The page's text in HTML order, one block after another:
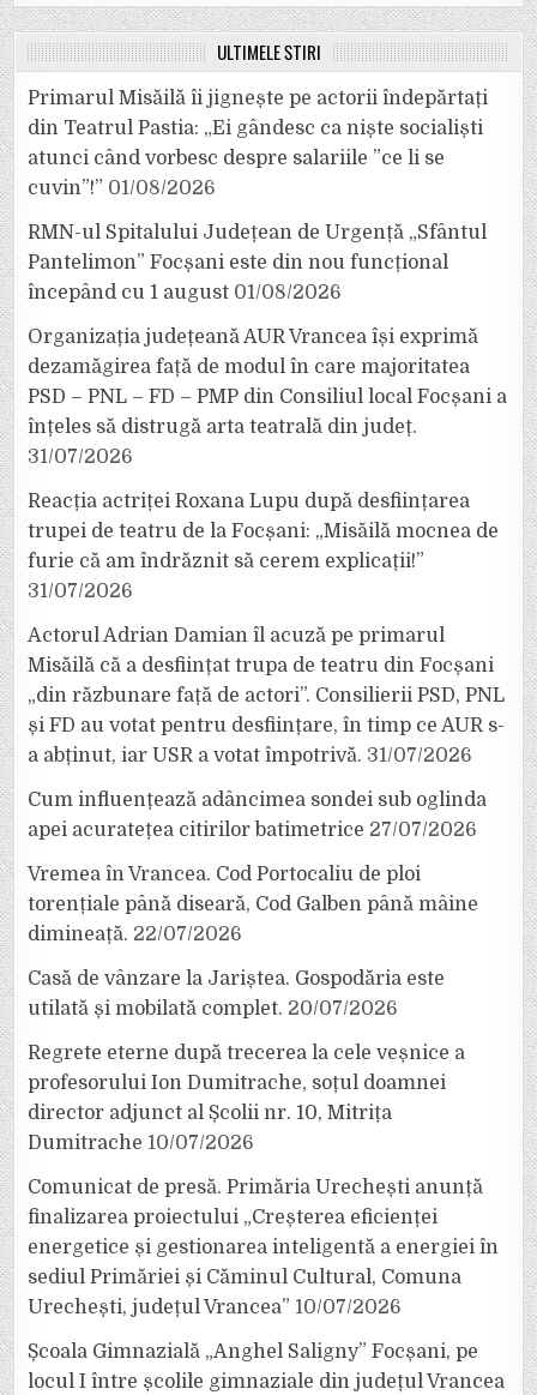
ULTIMELE ȘTIRI
Primarul Misăilă îi jignește pe actorii îndepărtați
din Teatrul Pastia: „Ei gândesc ca niște socialiști
atunci când vorbesc despre salariile ”ce li se
cuvin”!” 01/08/2026
RMN-ul Spitalului Județean de Urgență „Sfântul
Pantelimon” Focșani este din nou funcțional
începând cu 1 august 01/08/2026
Organizația județeană AUR Vrancea își exprimă
dezamăgirea față de modul în care majoritatea
PSD – PNL – FD – PMP din Consiliul local Focșani a
înțeles să distrugă arta teatrală din județ.
31/07/2026
Reacția actriței Roxana Lupu după desființarea
trupei de teatru de la Focșani: „Misăilă mocnea de
furie că am îndrăznit să cerem explicații!”
31/07/2026
Actorul Adrian Damian îl acuză pe primarul
Misăilă că a desființat trupa de teatru din Focșani
„din răzbunare față de actori”. Consilierii PSD, PNL
și FD au votat pentru desființare, în timp ce AUR s-
a abținut, iar USR a votat împotrivă. 31/07/2026
Cum influențează adâncimea sondei sub oglinda
apei acuratețea citirilor batimetrice 27/07/2026
Vremea în Vrancea. Cod Portocaliu de ploi
torențiale până diseară, Cod Galben până mâine
dimineață. 22/07/2026
Casă de vânzare la Jariștea. Gospodăria este
utilată și mobilată complet. 20/07/2026
Regrete eterne după trecerea la cele veșnice a
profesorului Ion Dumitrache, soțul doamnei
director adjunct al Școlii nr. 10, Mitrița
Dumitrache 10/07/2026
Comunicat de presă. Primăria Urechești anunță
finalizarea proiectului „Creșterea eficienței
energetice și gestionarea inteligentă a energiei în
sediul Primăriei și Căminul Cultural, Comuna
Urechești, județul Vrancea” 10/07/2026
Școala Gimnazială „Anghel Saligny” Focșani, pe
locul I între școlile gimnaziale din județul Vrancea